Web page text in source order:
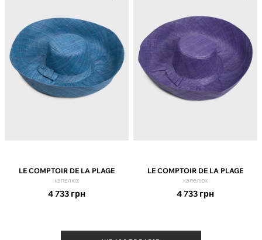
LE COMPTOIR DE LA PLAGE
капелюх
4 733 грн
LE COMPTOIR DE LA PLAGE
капелюх
4 733 грн